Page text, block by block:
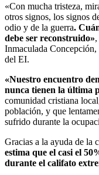
«Con mucha tristeza,
otros signos, los signos
odio y de la guerra.
debe ser reconstruido»
Inmaculada Concepción,
del EI.
«Nuestro encuentro
nunca tienen la última
comunidad cristiana
población, y que
sufrido durante la
Gracias a la ayuda de la
estima que el casi el
durante el califato